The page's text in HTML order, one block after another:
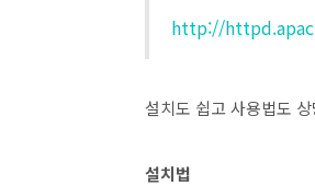
http://
설치도 쉽고 사용법도
설치법